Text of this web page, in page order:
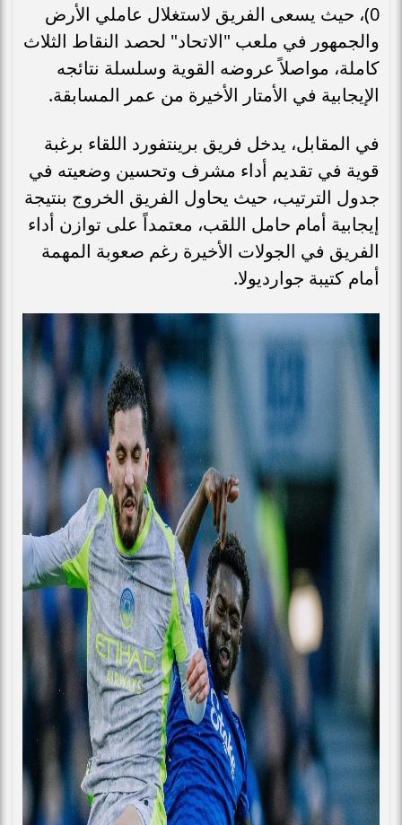
0)، حيث يسعى الفريق لاستغلال عاملي الأرض
والجمهور في ملعب "الاتحاد" لحصد النقاط الثلاث
كاملة، مواصلاً عروضه القوية وسلسلة نتائجه
الإيجابية في الأمتار الأخيرة من عمر المسابقة.
في المقابل، يدخل فريق برينتفورد اللقاء برغبة
قوية في تقديم أداء مشرف وتحسين وضعيته في
جدول الترتيب، حيث يحاول الفريق الخروج بنتيجة
إيجابية أمام حامل اللقب، معتمداً على توازن أداء
الفريق في الجولات الأخيرة رغم صعوبة المهمة
أمام كتيبة جوارديولا.